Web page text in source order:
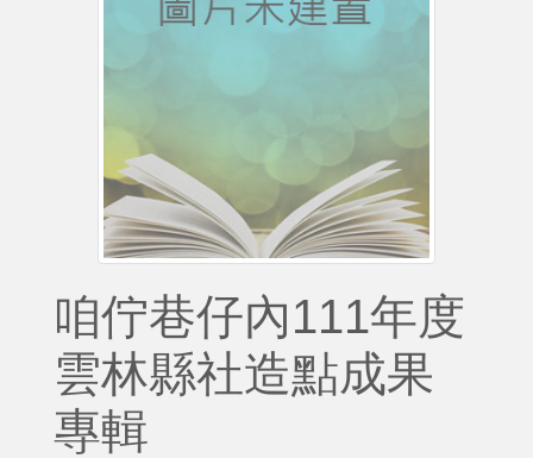
咱佇巷仔內111年度
雲林縣社造點成果
專輯